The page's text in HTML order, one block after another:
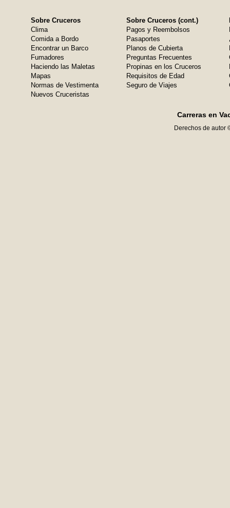
Sobre Cruceros
Clima
Comida a Bordo
Encontrar un Barco
Fumadores
Haciendo las Maletas
Mapas
Normas de Vestimenta
Nuevos Cruceristas
Sobre Cruceros (cont.)
Pagos y Reembolsos
Pasaportes
Planos de Cubierta
Preguntas Frecuentes
Propinas en los Cruceros
Requisitos de Edad
Seguro de Viajes
Carreras en
Derechos de autor